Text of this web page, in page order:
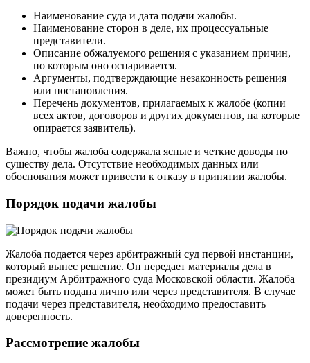
Наименование суда и дата подачи жалобы.
Наименование сторон в деле, их процессуальные
представители.
Описание обжалуемого решения с указанием причин,
по которым оно оспаривается.
Аргументы, подтверждающие незаконность решения
или постановления.
Перечень документов, прилагаемых к жалобе (копии
всех актов, договоров и других документов, на которые
опирается заявитель).
Важно, чтобы жалоба содержала ясные и четкие доводы по
существу дела. Отсутствие необходимых данных или
обоснования может привести к отказу в принятии жалобы.
Порядок подачи жалобы
Жалоба подается через арбитражный суд первой инстанции,
который вынес решение. Он передает материалы дела в
президиум Арбитражного суда Московской области. Жалоба
может быть подана лично или через представителя. В случае
подачи через представителя, необходимо предоставить
доверенность.
Рассмотрение жалобы